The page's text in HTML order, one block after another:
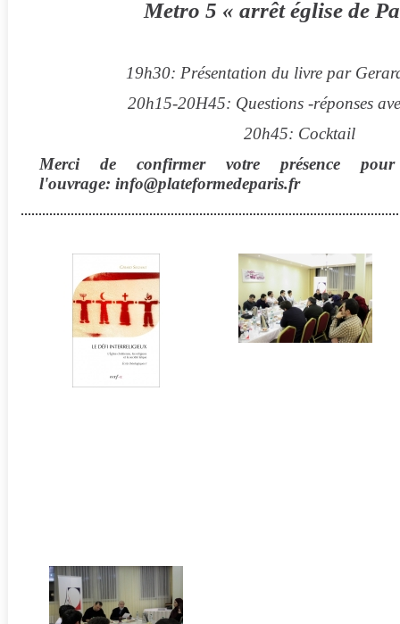
Metro 5 « arrêt église de
19h30: Présentation du livre par
20h15-20H45: Questions -réponses
20h45: Cocktail
Merci de confirmer votre présence
l'ouvrage: info@plateformedeparis.fr